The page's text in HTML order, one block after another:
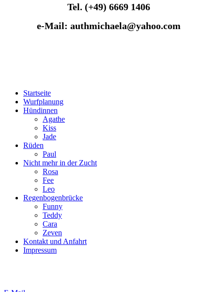
Tel. (+49) 6669 1406
e-Mail: authmichaela@yahoo.com
Startseite
Wurfplanung
Hündinnen
Agathe
Kiss
Jade
Rüden
Paul
Nicht mehr in der Zucht
Rosa
Fee
Leo
Regenbogenbrücke
Funny
Teddy
Cara
Zeven
Kontakt und Anfahrt
Impressum